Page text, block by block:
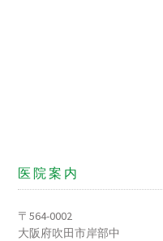
医院案内
〒564-0002
大阪府吹田市岸部中